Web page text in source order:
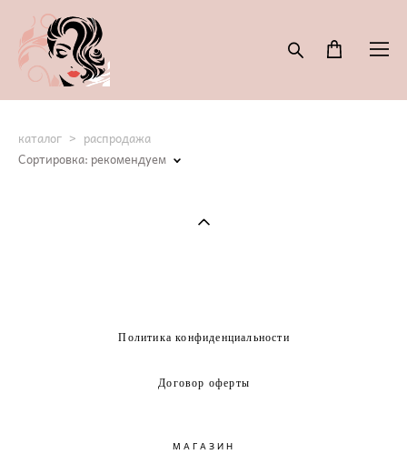
каталог > распродажа
Сортировка:рекомендуем
Политика конфиденциальности
Договор оферты
МАГАЗИН